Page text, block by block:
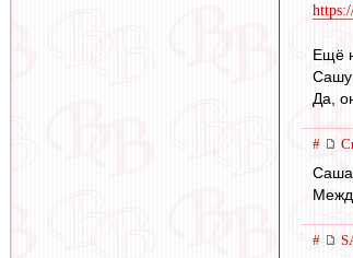
Ещё
Сашу
Да,
#
Саша
#